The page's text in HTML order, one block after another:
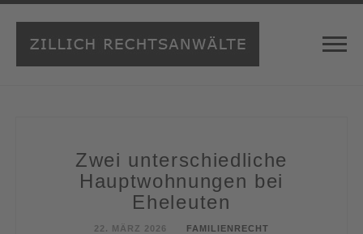
Zwei unterschiedliche
Hauptwohnungen bei
Eheleuten
22. MÄRZ 2026 FAMILIENRECHT